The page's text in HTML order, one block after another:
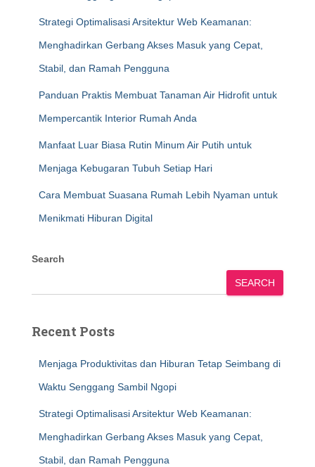
Strategi Optimalisasi Arsitektur Web Keamanan:
Menghadirkan Gerbang Akses Masuk yang Cepat,
Stabil, dan Ramah Pengguna
Panduan Praktis Membuat Tanaman Air Hidrofit untuk
Mempercantik Interior Rumah Anda
Manfaat Luar Biasa Rutin Minum Air Putih untuk
Menjaga Kebugaran Tubuh Setiap Hari
Cara Membuat Suasana Rumah Lebih Nyaman untuk
Menikmati Hiburan Digital
Search
SEARCH
Recent Posts
Menjaga Produktivitas dan Hiburan Tetap Seimbang di
Waktu Senggang Sambil Ngopi
Strategi Optimalisasi Arsitektur Web Keamanan:
Menghadirkan Gerbang Akses Masuk yang Cepat,
Stabil, dan Ramah Pengguna